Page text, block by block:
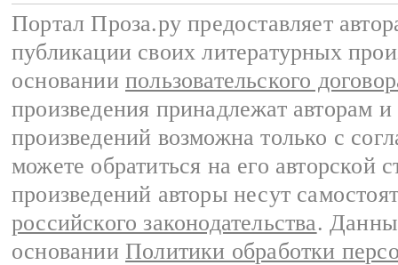
Портал Проза.ру предоставляет
публикации своих литературных
основании пользовательского
произведения принадлежат авторам
произведений возможна только с
можете обратиться на его авторской
произведений авторы несут
российского законодательства.
основании Политики обработки